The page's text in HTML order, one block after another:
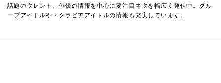
話題のタレント、俳優の情報を中心に要注目ネタを幅広く発信中。グル
ープアイドルや・グラビアアイドルの情報も充実しています。